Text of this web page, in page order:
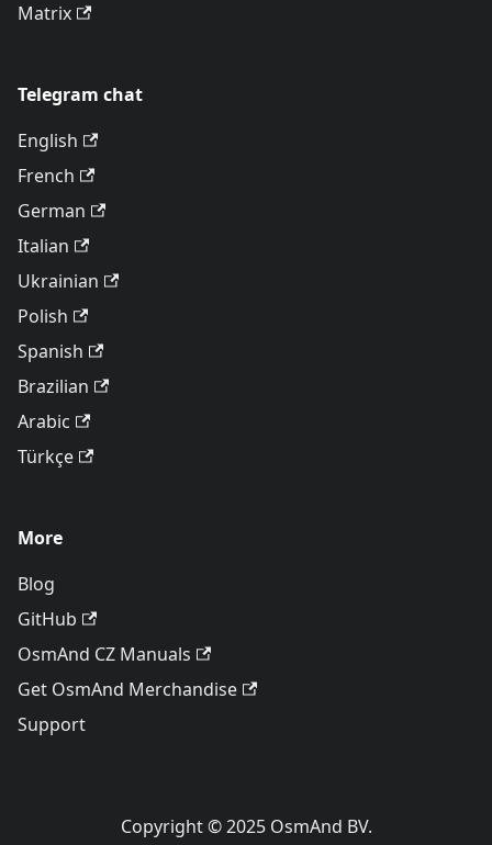
Matrix
Telegram chat
English
French
German
Italian
Ukrainian
Polish
Spanish
Brazilian
Arabic
Türkçe
More
Blog
GitHub
OsmAnd CZ Manuals
Get OsmAnd Merchandise
Support
Copyright © 2025 OsmAnd BV.